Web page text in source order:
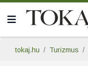
tokaj.hu Turizmus